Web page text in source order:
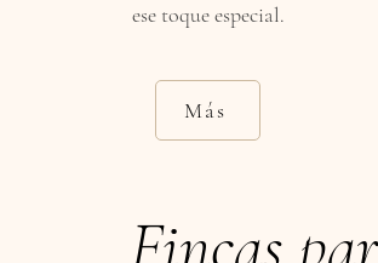
ese toque especial.
Más
Fincas